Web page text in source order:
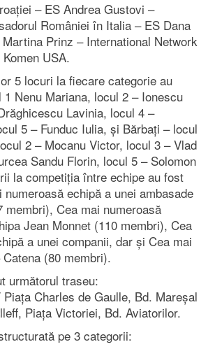
– ES Andrea Gustovi –
României în Italia – ES Dana
Prinz – International Network
USA.
5 locuri la fiecare categorie au
Nenu Mariana, locul 2 – Ionescu
Lavinia, locul 4 –
5 – Funduc Iulia, și Bărbați – locul
2 – Mocanu Victor, locul 3 – Vlad
Sandu Florin, locul 5 – Solomon
la competiția între echipe au fost
echipă a unei ambasade
membri), Cea mai numeroasă
Jean Monnet (110 membri), Cea
a unei companii, dar și Cea mai
(80 membri).
următorul traseu:
Charles de Gaulle, Bd. Mareșal
Piața Victoriei, Bd. Aviatorilor.
pe 3 categorii: